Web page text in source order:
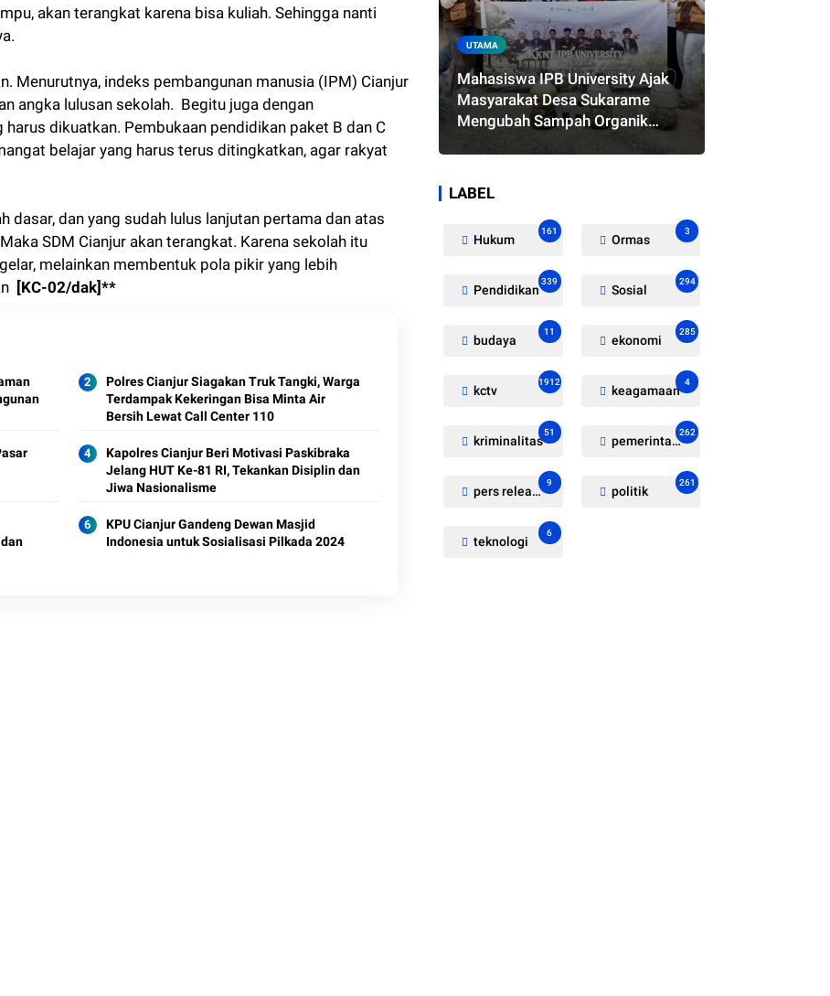
akan terangkat karena bisa kuliah. Sehingga nanti
Menurutnya, indeks pembangunan manusia (IPM) Cianjur
angka lulusan sekolah. Begitu juga dengan
dikuatkan. Pembukaan pendidikan paket B dan C
belajar yang harus terus ditingkatkan, agar rakyat
dasar, dan yang sudah lulus lanjutan pertama dan atas
SDM Cianjur akan terangkat. Karena sekolah itu
melainkan membentuk pola pikir yang lebih
[KC-02/dak]**
Polres Cianjur Siagakan Truk Tangki, Warga
Terdampak Kekeringan Bisa Minta Air
Bersih Lewat Call Center 110
Kapolres Cianjur Beri Motivasi Paskibraka
Jelang HUT Ke-81 RI, Tekankan Disiplin dan
Jiwa Nasionalisme
KPU Cianjur Gandeng Dewan Masjid
Indonesia untuk Sosialisasi Pilkada 2024
UTAMA
Mahasiswa IPB University Ajak
Masyarakat Desa Sukarame
Mengubah Sampah Organik
LABEL
Hukum
161
Ormas
3
Pendidikan
339
Sosial
294
budaya
11
ekonomi
285
kctv
1912
keagamaan
4
kriminalitas
51
pemerintahan
262
pers release
9
politik
261
teknologi
6